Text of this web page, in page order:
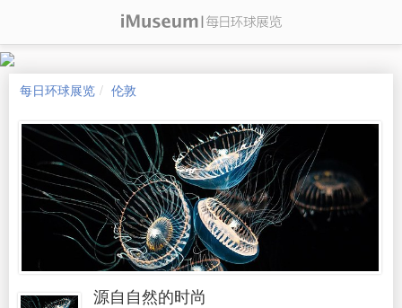
每日环球展览 伦敦
源自自然的时尚